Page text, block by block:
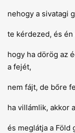
nehogy a sivatagi
te kérdezed, és
hogy ha dörög az
a fejét,
nem fájt, de bőre
ha villámlik, akkor
és meglátja a Föld